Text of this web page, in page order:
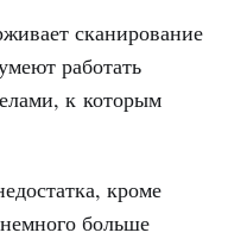
сканирование
работать
к которым
кроме
больше